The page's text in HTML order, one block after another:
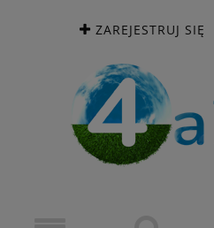
ZAREJESTRUJ SIĘ